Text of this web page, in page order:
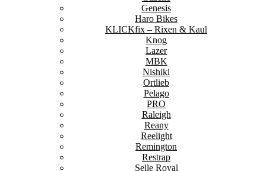
Genesis
Haro Bikes
KLICKfix – Rixen & Kaul
Knog
Lazer
MBK
Nishiki
Ortlieb
Pelago
PRO
Raleigh
Reany
Reelight
Remington
Restrap
Selle Royal